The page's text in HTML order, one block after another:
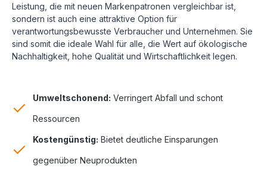
Leistung, die mit neuen Markenpatronen vergleichbar ist,
sondern ist auch eine attraktive Option für
verantwortungsbewusste Verbraucher und Unternehmen. Sie
sind somit die ideale Wahl für alle, die Wert auf ökologische
Nachhaltigkeit, hohe Qualität und Wirtschaftlichkeit legen.
Umweltschonend: Verringert Abfall und schont
Ressourcen
Kostengünstig: Bietet deutliche Einsparungen
gegenüber Neuprodukten